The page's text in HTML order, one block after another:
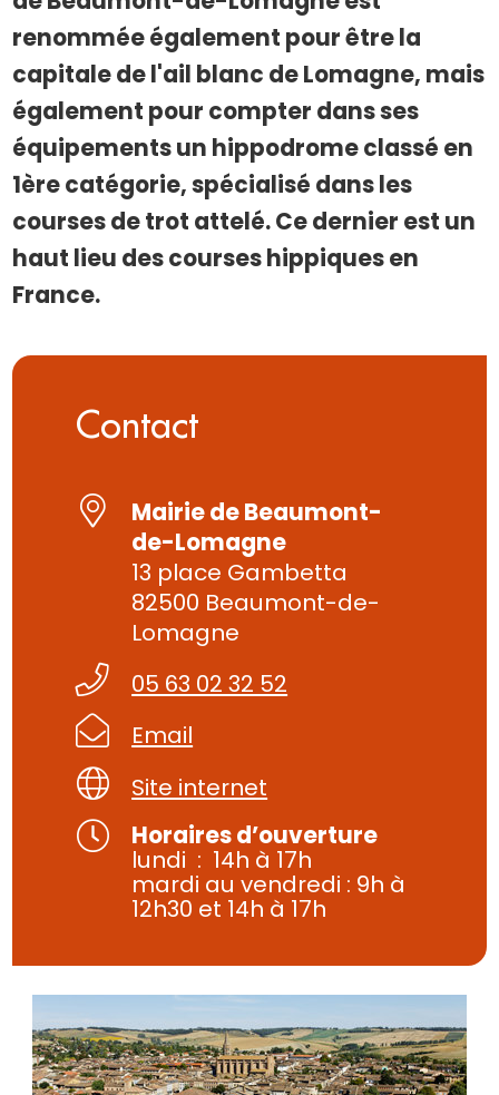
renommée également pour être la
capitale de l'ail blanc de Lomagne, mais
également pour compter dans ses
équipements un hippodrome classé en
1ère catégorie, spécialisé dans les
courses de trot attelé. Ce dernier est un
haut lieu des courses hippiques en
France.
Contact
Mairie de Beaumont-
de-Lomagne
13 place Gambetta
82500 Beaumont-de-
Lomagne
05 63 02 32 52
Email
Site internet
Horaires d’ouverture
lundi : 14h à 17h
mardi au vendredi : 9h à
12h30 et 14h à 17h